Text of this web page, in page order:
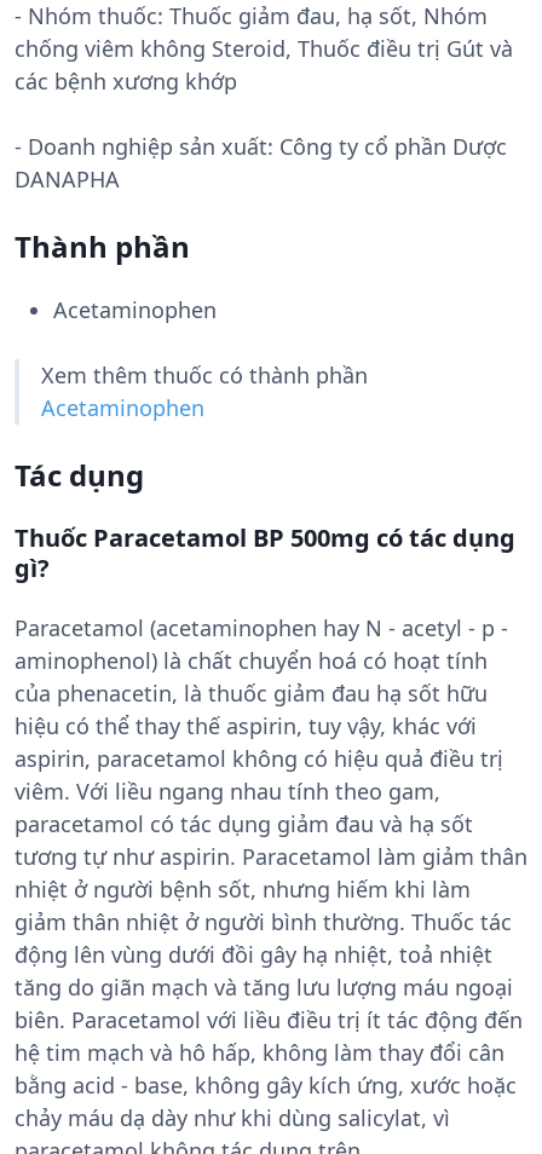
- Nhóm thuốc: Thuốc giảm đau, hạ sốt, Nhóm
chống viêm không Steroid, Thuốc điều trị Gút và
các bệnh xương khớp
- Doanh nghiệp sản xuất: Công ty cổ phần Dược
DANAPHA
Thành phần
Acetaminophen
Xem thêm thuốc có thành phần
Acetaminophen
Tác dụng
Thuốc Paracetamol BP 500mg có tác dụng
gì?
Paracetamol (acetaminophen hay N - acetyl - p -
aminophenol) là chất chuyển hoá có hoạt tính
của phenacetin, là thuốc giảm đau hạ sốt hữu
hiệu có thể thay thế aspirin, tuy vậy, khác với
aspirin, paracetamol không có hiệu quả điều trị
viêm. Với liều ngang nhau tính theo gam,
paracetamol có tác dụng giảm đau và hạ sốt
tương tự như aspirin. Paracetamol làm giảm thân
nhiệt ở người bệnh sốt, nhưng hiếm khi làm
giảm thân nhiệt ở người bình thường. Thuốc tác
động lên vùng dưới đồi gây hạ nhiệt, toả nhiệt
tăng do giãn mạch và tăng lưu lượng máu ngoại
biên. Paracetamol với liều điều trị ít tác động đến
hệ tim mạch và hô hấp, không làm thay đổi cân
bằng acid - base, không gây kích ứng, xước hoặc
chảy máu dạ dày như khi dùng salicylat, vì